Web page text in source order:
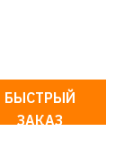
БЫСТРЫЙ
ЗАКАЗ